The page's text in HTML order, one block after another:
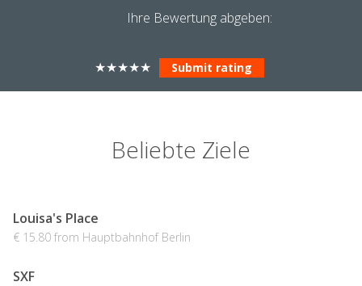
Ihre Bewertung abgeben:
★
★
★
★
★
Beliebte Ziele
Louisa's Place
€ 15.80 from Hauptbahnhof Berlin
SXF